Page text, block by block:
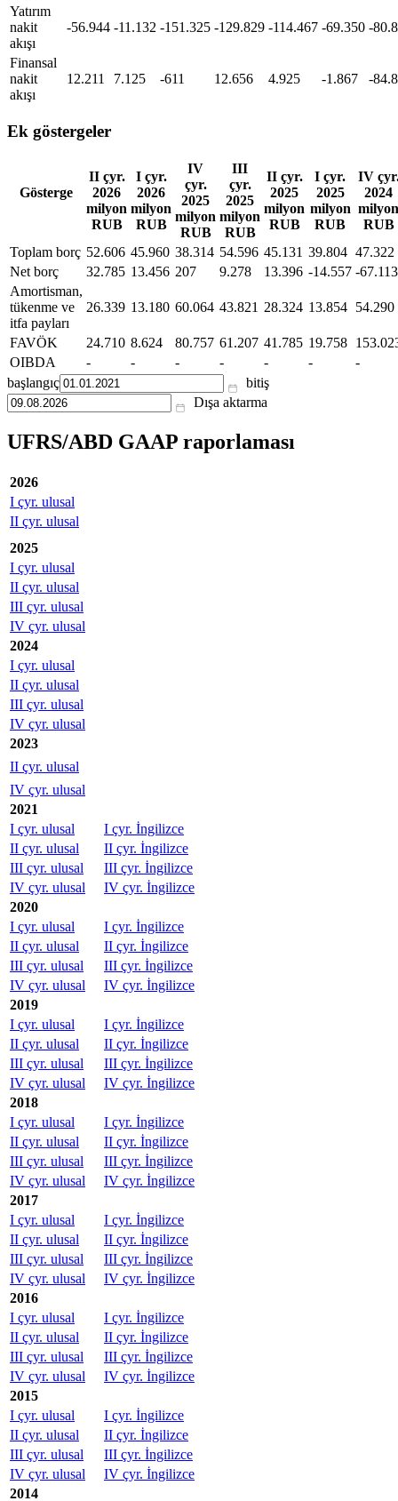
Yatırım
nakit
akışı
-56.944 -11.132 -151.325 -129.829 -114.467 -69.350 -
Finansal
nakit
akışı
12.211 7.125 -611 12.656 4.925 -1.867 -
Ek göstergeler
Gösterge
II çyr.
2026
milyon
RUB
I çyr.
2026
milyon
RUB
IV
çyr.
2025
milyon
RUB
III
çyr.
2025
milyon
RUB
II çyr.
2025
milyon
RUB
I çyr.
2025
milyon
RUB
IV
2024
milyon
RUB
Toplam borç 52.606 45.960 38.314 54.596 45.131 39.804 47.322
Net borç
32.785 13.456 207 9.278 13.396 -14.557 -67.113
Amortisman,
tükenme ve
itfa payları
26.339 13.180 60.064 43.821 28.324 13.854 54.290
FAVÖK 24.710 8.624 80.757 61.207 41.785 19.758
OIBDA
- - - - - -
-
başlangıç
bitiş
Dışa aktarma
UFRS/ABD GAAP raporlaması
2026
I çyr. ulusal
II çyr. ulusal
2025
I çyr. ulusal
II çyr. ulusal
III çyr. ulusal
IV çyr. ulusal
2024
I çyr. ulusal
II çyr. ulusal
III çyr. ulusal
IV çyr. ulusal
2023
II çyr. ulusal
IV çyr. ulusal
2021
I çyr. ulusal
I çyr. İngilizce
II çyr. ulusal
II çyr. İngilizce
III çyr. ulusal
III çyr. İngilizce
IV çyr. ulusal
IV çyr. İngilizce
2020
I çyr. ulusal
I çyr. İngilizce
II çyr. ulusal
II çyr. İngilizce
III çyr. ulusal
III çyr. İngilizce
IV çyr. ulusal
IV çyr. İngilizce
2019
I çyr. ulusal
I çyr. İngilizce
II çyr. ulusal
II çyr. İngilizce
III çyr. ulusal
III çyr. İngilizce
IV çyr. ulusal
IV çyr. İngilizce
2018
I çyr. ulusal
I çyr. İngilizce
II çyr. ulusal
II çyr. İngilizce
III çyr. ulusal
III çyr. İngilizce
IV çyr. ulusal
IV çyr. İngilizce
2017
I çyr. ulusal
I çyr. İngilizce
II çyr. ulusal
II çyr. İngilizce
III çyr. ulusal
III çyr. İngilizce
IV çyr. ulusal
IV çyr. İngilizce
2016
I çyr. ulusal
I çyr. İngilizce
II çyr. ulusal
II çyr. İngilizce
III çyr. ulusal
III çyr. İngilizce
IV çyr. ulusal
IV çyr. İngilizce
2015
I çyr. ulusal
I çyr. İngilizce
II çyr. ulusal
II çyr. İngilizce
III çyr. ulusal
III çyr. İngilizce
IV çyr. ulusal
IV çyr. İngilizce
2014